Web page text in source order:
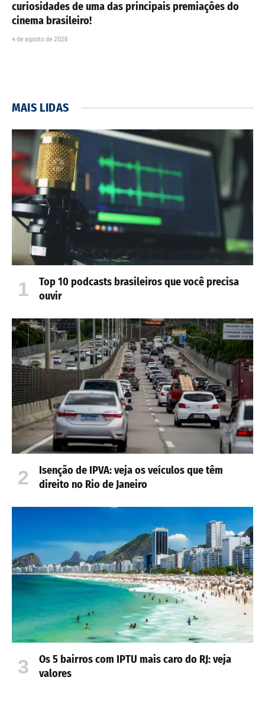
curiosidades de uma das principais premiações do
cinema brasileiro!
4 de agosto de 2026
MAIS LIDAS
Top 10 podcasts brasileiros que você precisa
ouvir
Isenção de IPVA: veja os veículos que têm
direito no Rio de Janeiro
Os 5 bairros com IPTU mais caro do RJ: veja
valores